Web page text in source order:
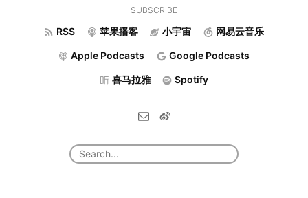
SUBSCRIBE
RSS 苹果播客 小宇宙 网易云音乐
Apple Podcasts Google Podcasts
喜马拉雅 Spotify